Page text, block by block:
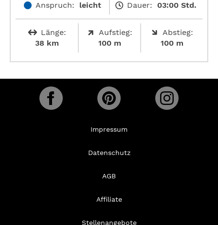
Anspruch: leicht Dauer: 03:00 Std.
Länge:
38 km
Aufstieg:
100 m
Abstieg:
100 m
Impressum
Datenschutz
AGB
Affiliate
Stellenangebote